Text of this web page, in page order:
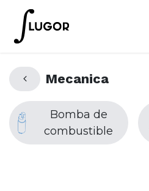
Mecanica
Bomba de
combustible